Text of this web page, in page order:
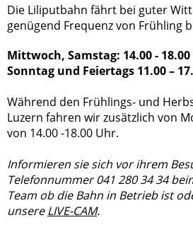
Die Liliputbahn fährt bei guter
genügend Frequenz von Frühling
Mittwoch, Samstag: 14.00 -
Sonntag und Feiertags 11.00 –
Während den Frühlings- und
Luzern fahren wir zusätzlich von
von 14.00 -18.00 Uhr.
Informieren sie sich vor ihrem
Telefonnummer 041 280 34 34
Team ob die Bahn in Betrieb ist
unsereLIVE-CAM.